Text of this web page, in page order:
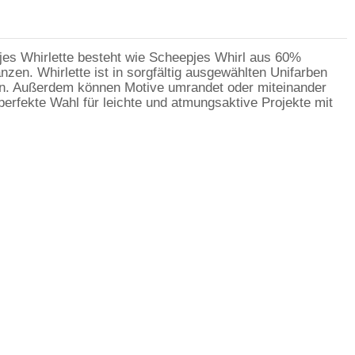
Whirlette besteht wie Scheepjes Whirl aus 60%
Whirlette ist in sorgfältig ausgewählten Unifarben
Außerdem können Motive umrandet oder miteinander
Wahl für leichte und atmungsaktive Projekte mit